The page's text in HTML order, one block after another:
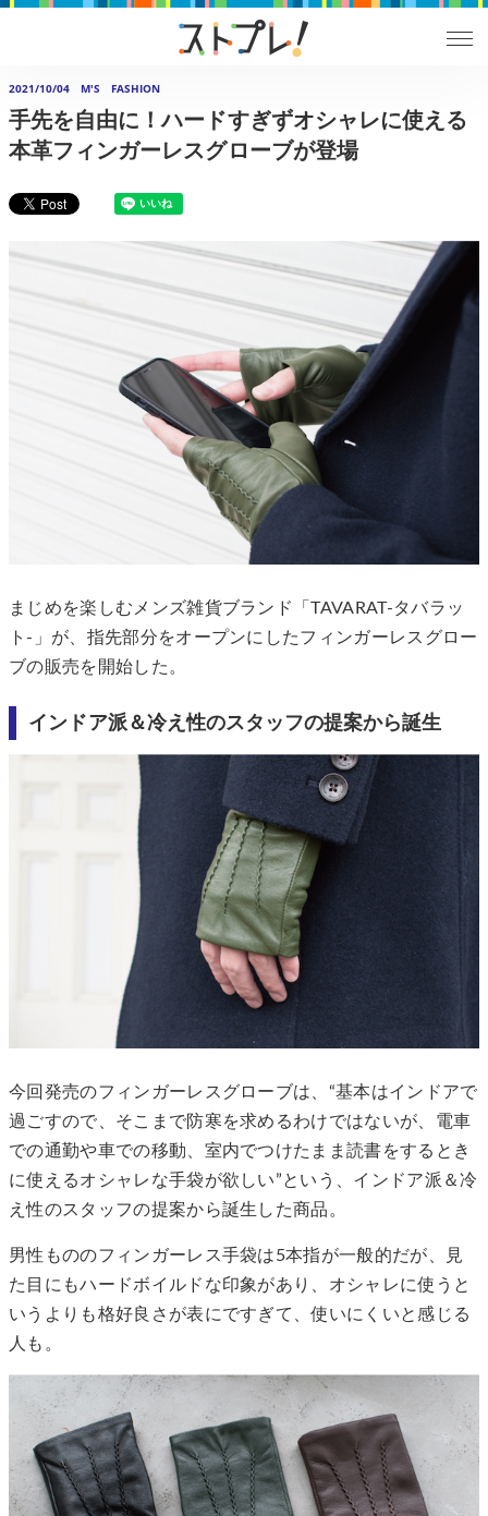
2021/10/04 M'S FASHION
手先を自由に！ハードすぎずオシャレに使える
本革フィンガーレスグローブが登場
まじめを楽しむメンズ雑貨ブランド「TAVARAT-タバラッ
ト-」が、指先部分をオープンにしたフィンガーレスグロー
ブの販売を開始した。
インドア派＆冷え性のスタッフの提案から誕生
今回発売のフィンガーレスグローブは、“基本はインドアで
過ごすので、そこまで防寒を求めるわけではないが、電車
での通勤や車での移動、室内でつけたまま読書をするとき
に使えるオシャレな手袋が欲しい”という、インドア派＆冷
え性のスタッフの提案から誕生した商品。
男性もののフィンガーレス手袋は5本指が一般的だが、見
た目にもハードボイルドな印象があり、オシャレに使うと
いうよりも格好良さが表にですぎて、使いにくいと感じる
人も。